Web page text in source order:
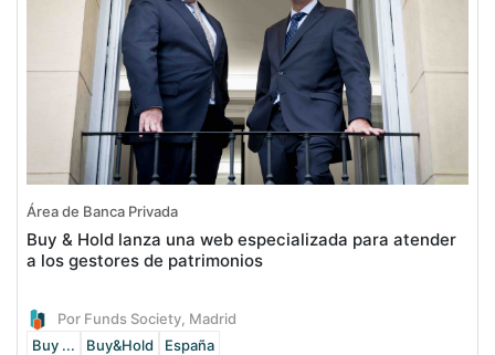
Área de Banca Privada
Buy & Hold lanza una web especializada para atender
a los gestores de patrimonios
Por Funds Society, Madrid
Buy ...
Buy&Hold España